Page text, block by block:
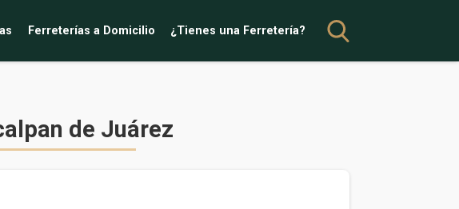
Ferreterías a Domicilio ¿Tienes una Ferretería?
de Juárez